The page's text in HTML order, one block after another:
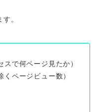
。
で何ページ見たか）
ページビュー数）